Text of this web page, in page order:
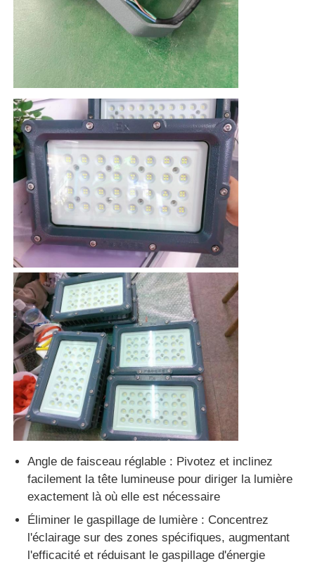
Angle de faisceau réglable : Pivotez et inclinez
facilement la tête lumineuse pour diriger la lumière
exactement là où elle est nécessaire
Éliminer le gaspillage de lumière : Concentrez
l'éclairage sur des zones spécifiques, augmentant
l'efficacité et réduisant le gaspillage d'énergie